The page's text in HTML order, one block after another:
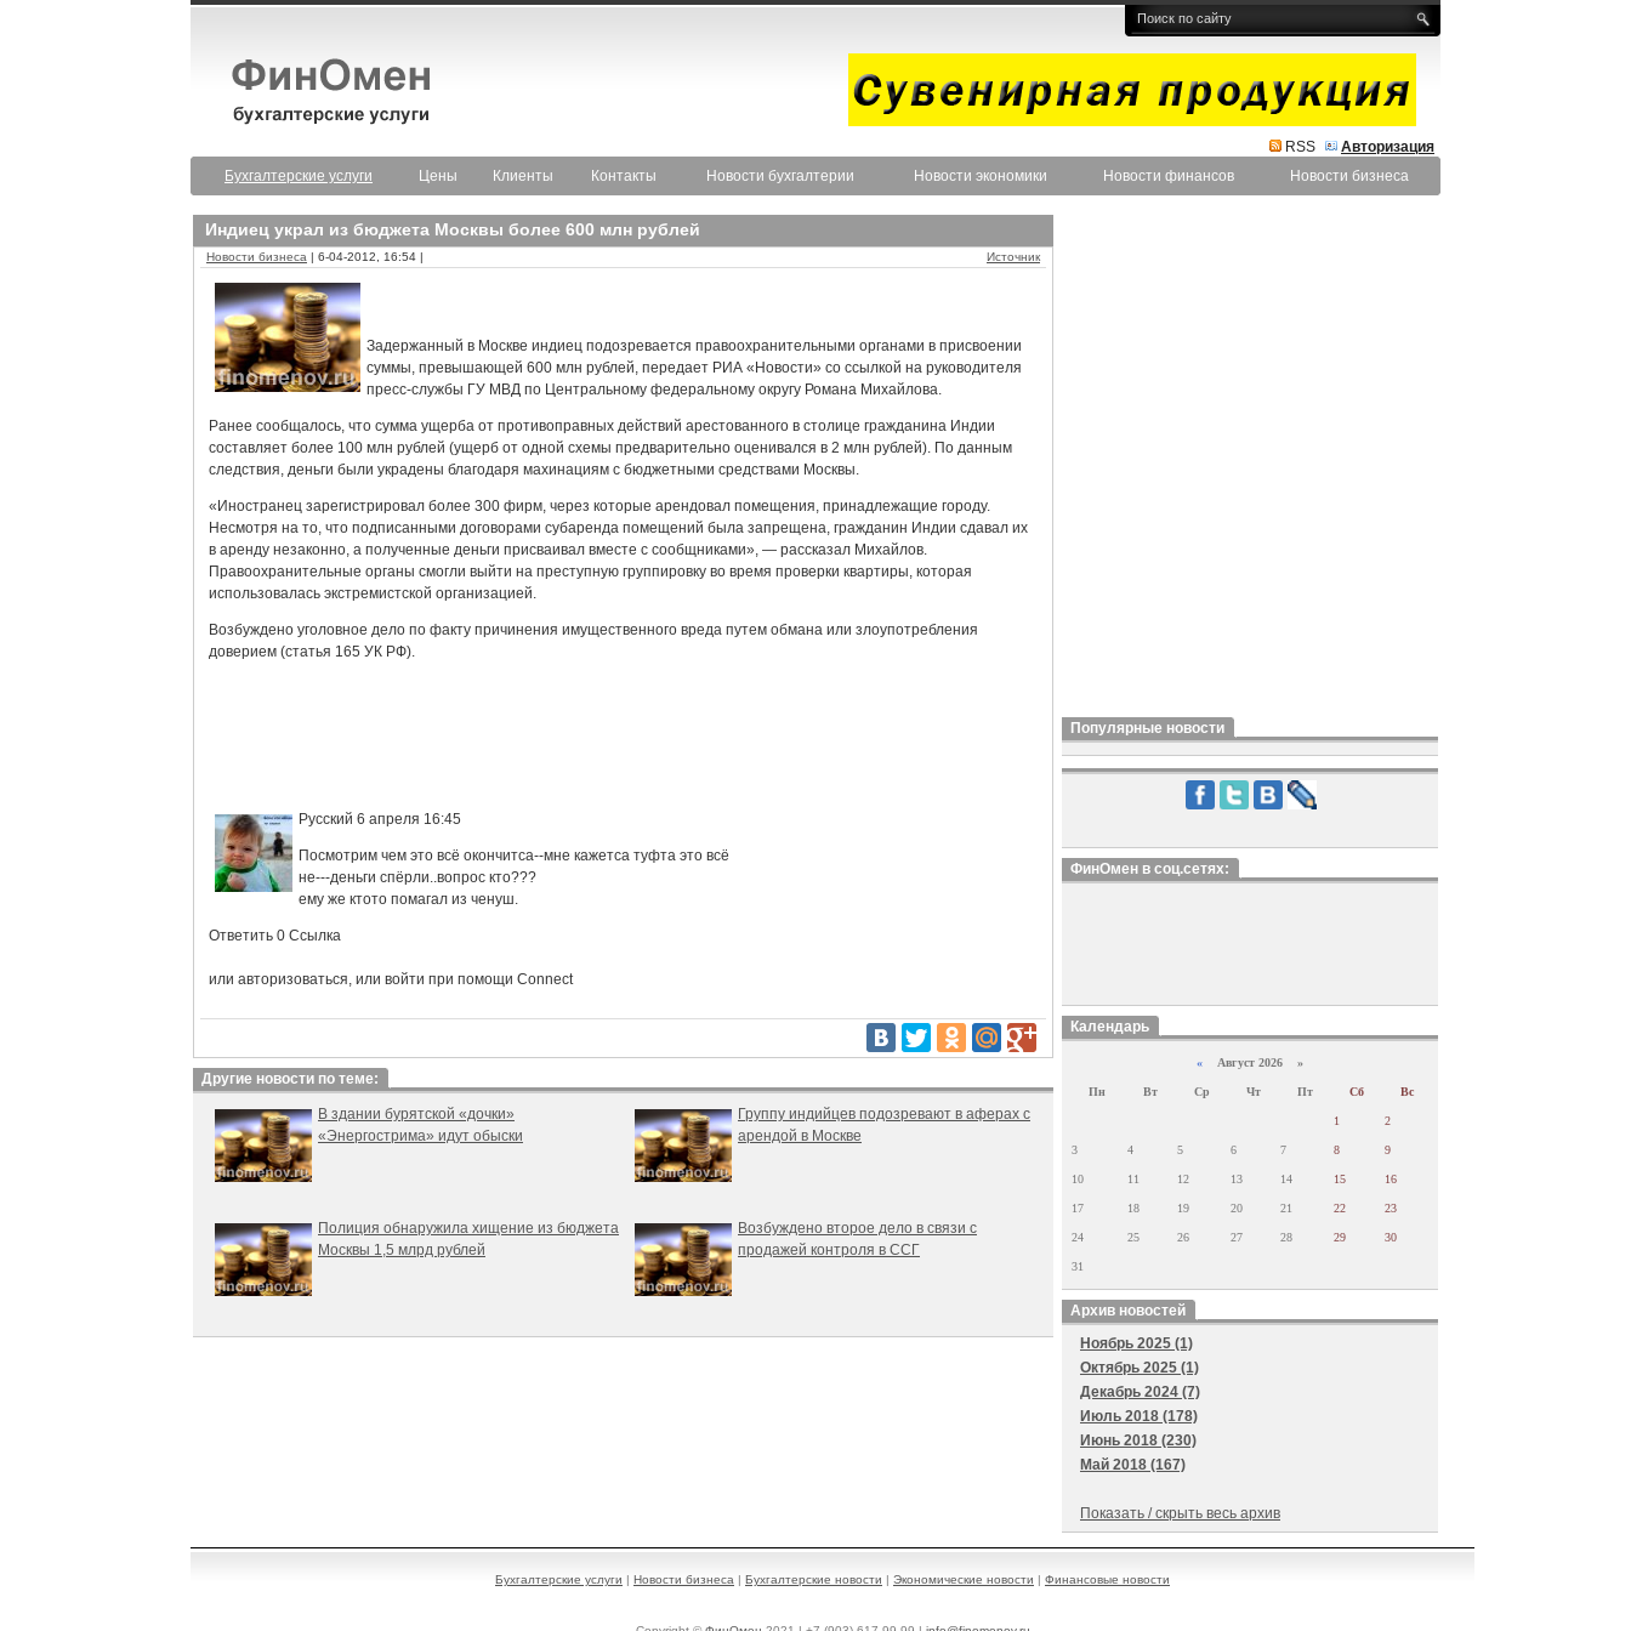
RSS
Авторизация
Бухгалтерские услуги
Цены Клиенты Контакты Новости бухгалтерии Новости экономики Новости финансов Новости бизнеса
Индиец украл из бюджета Москвы более 600 млн рублей
Новости бизнеса | 6-04-2012, 16:54 | Источник
Задержанный в Москве индиец подозревается правоохранительными органами в присвоении
суммы, превышающей 600 млн рублей, передает РИА «Новости» со ссылкой на руководителя
пресс-службы ГУ МВД по Центральному федеральному округу Романа Михайлова.
Ранее сообщалось, что сумма ущерба от противоправных действий арестованного в столице гражданина Индии
составляет более 100 млн рублей (ущерб от одной схемы предварительно оценивался в 2 млн рублей). По данным
следствия, деньги были украдены благодаря махинациям с бюджетными средствами Москвы.
«Иностранец зарегистрировал более 300 фирм, через которые арендовал помещения, принадлежащие городу.
Несмотря на то, что подписанными договорами субаренда помещений была запрещена, гражданин Индии сдавал их
в аренду незаконно, а полученные деньги присваивал вместе с сообщниками», — рассказал Михайлов.
Правоохранительные органы смогли выйти на преступную группировку во время проверки квартиры, которая
использовалась экстремистской организацией.
Возбуждено уголовное дело по факту причинения имущественного вреда путем обмана или злоупотребления
доверием (статья 165 УК РФ).
Русский 6 апреля 16:45
Посмотрим чем это всё окончитса--мне кажетса туфта это всё
не---деньги спёрли..вопрос кто???
ему же ктото помагал из ченуш.
Ответить 0 Ссылка
или авторизоваться, или войти при помощи Connect
Другие новости по теме:
В здании бурятской «дочки»
«Энергострима» идут обыски
Группу индийцев подозревают в аферах с
арендой в Москве
Полиция обнаружила хищение из бюджета
Москвы 1,5 млрд рублей
Возбуждено второе дело в связи с
продажей контроля в ССГ
Популярные новости
ФинОмен в соц.сетях:
Календарь
« Август 2026 »
Пн Вт Ср Чт Пт Сб Вс
1 2
3 4 5 6 7 8 9
10 11 12 13 14 15 16
17 18 19 20 21 22 23
24 25 26 27 28 29 30
31
Архив новостей
Ноябрь 2025 (1)
Октябрь 2025 (1)
Декабрь 2024 (7)
Июль 2018 (178)
Июнь 2018 (230)
Май 2018 (167)
Показать / скрыть весь архив
Бухгалтерские услуги | Новости бизнеса | Бухгалтерские новости | Экономические новости | Финансовые новости